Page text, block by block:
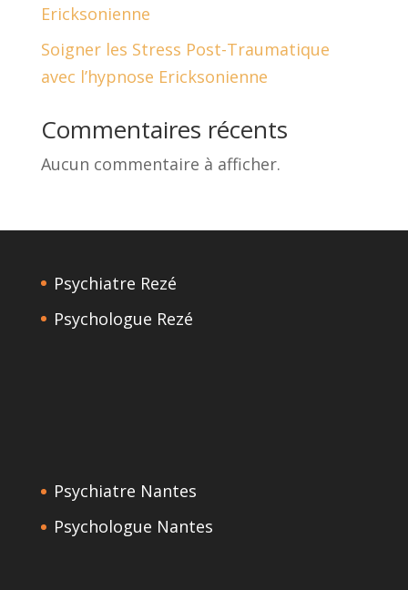
Ericksonienne
Soigner les Stress Post-Traumatique
avec l’hypnose Ericksonienne
Commentaires récents
Aucun commentaire à afficher.
Psychiatre Rezé
Psychologue Rezé
Psychiatre Nantes
Psychologue Nantes